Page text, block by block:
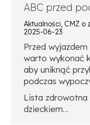
ABC przed
Aktualności, CMZ o
2025-06-23
Przed
warto wykonać
aby uniknąć
podczas
Lista zdrowotna
dzieckiem…